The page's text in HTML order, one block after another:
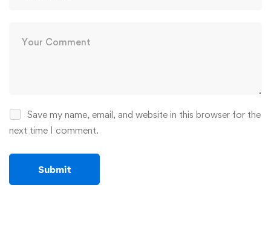
Save my name, email, and website in this browser for the
next time I comment.